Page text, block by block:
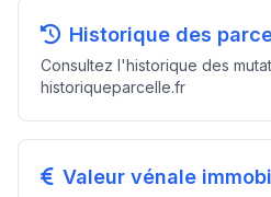
Historique des
Consultez l'historique des
historiqueparcelle.fr
Valeur vénale